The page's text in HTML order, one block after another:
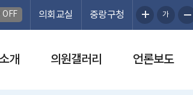
OFF 의회교실 중랑구청 가
개 의원갤러리 언론보도